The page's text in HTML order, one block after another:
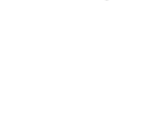
Gandra receberá o Prêmio Paul
Comunicado - Nota de